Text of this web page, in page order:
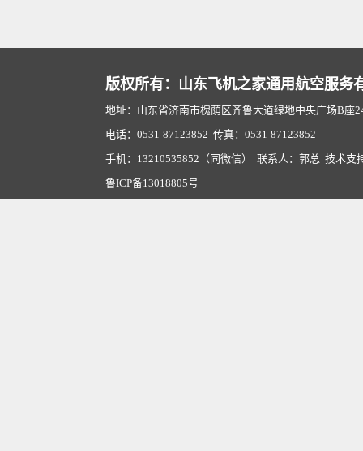
版权所有：山东飞机之家通用航空服务
地址：山东省济南市槐荫区齐鲁大道绿地中央广场B座
电话：0531-87123852 传真：0531-87123852
手机：13210535852（同微信） 联系人：郭总 技术支
鲁ICP备13018805号